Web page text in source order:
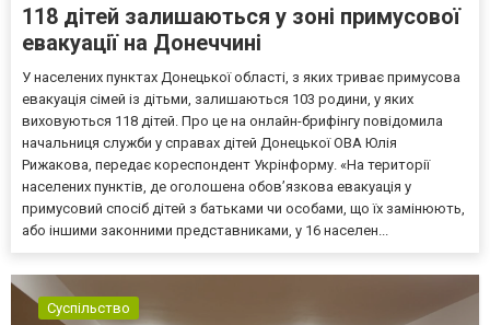
118 дітей залишаються у зоні примусової
евакуації на Донеччині
У населених пунктах Донецької області, з яких триває примусова
евакуація сімей із дітьми, залишаються 103 родини, у яких
виховуються 118 дітей. Про це на онлайн-брифінгу повідомила
начальниця служби у справах дітей Донецької ОВА Юлія
Рижакова, передає кореспондент Укрінформу. «На території
населених пунктів, де оголошена обов’язкова евакуація у
примусовий спосіб дітей з батьками чи особами, що їх замінюють,
або іншими законними представниками, у 16 населен...
Суспільство